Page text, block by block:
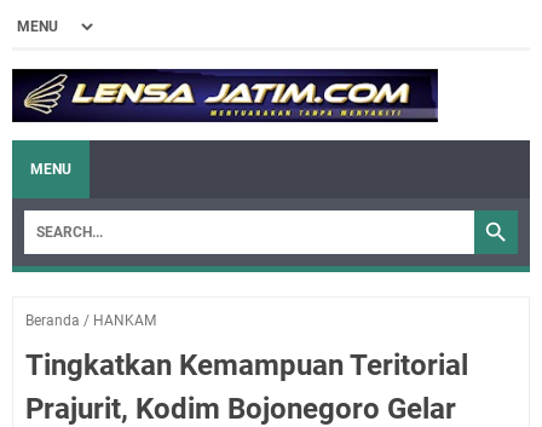
MENU
Beranda / HANKAM
Tingkatkan Kemampuan Teritorial
Prajurit, Kodim Bojonegoro Gelar